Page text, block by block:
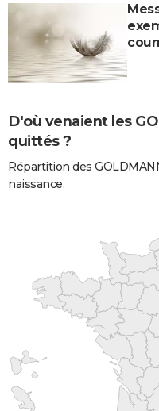
D'où venaient les
quittés ?
Répartition des
naissance.